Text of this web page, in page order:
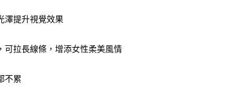
澤提升視覺效果
可拉長線條，增添女性柔美風情
不累